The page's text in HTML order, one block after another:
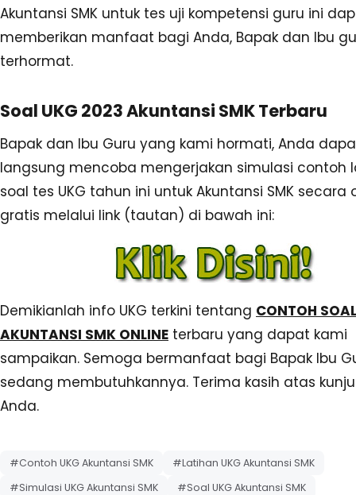
Akuntansi SMK untuk tes uji kompetensi guru ini
memberikan manfaat bagi Anda, Bapak dan Ibu
terhormat.
Soal UKG 2023 Akuntansi SMK Terbaru
Bapak dan Ibu Guru yang kami hormati, Anda
langsung mencoba mengerjakan simulasi contoh
soal tes UKG tahun ini untuk Akuntansi SMK secara
gratis melalui link (tautan) di bawah ini:
Demikianlah info UKG terkini tentang CONTOH
AKUNTANSI SMK ONLINE terbaru yang dapat kami
sampaikan. Semoga bermanfaat bagi Bapak Ibu
sedang membutuhkannya. Terima kasih atas
Anda.
#Contoh UKG Akuntansi SMK
#Latihan UKG Akuntansi SMK
#Simulasi UKG Akuntansi SMK
#Soal UKG Akuntansi SMK